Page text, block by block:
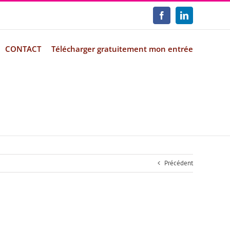
FacebookLinkedIn
CONTACT Télécharger gratuitement mon entrée
Précédent